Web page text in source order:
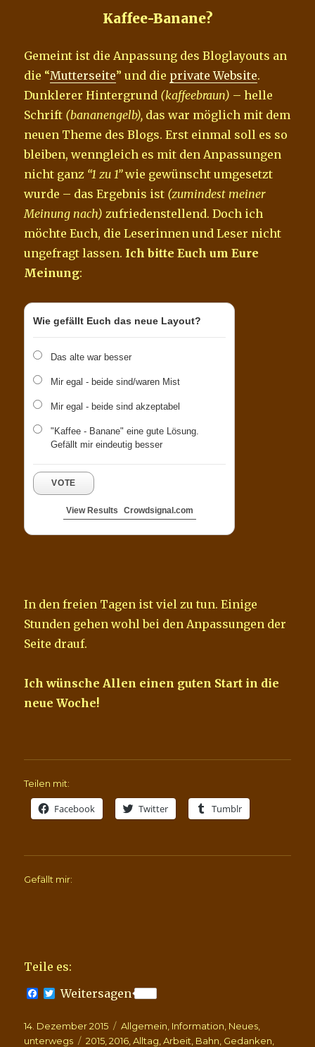
Kaffee-Banane?
Gemeint ist die Anpassung des Bloglayouts an
die “Mutterseite” und die private Website.
Dunklerer Hintergrund (kaffeebraun) – helle
Schrift (bananengelb), das war möglich mit dem
neuen Theme des Blogs. Erst einmal soll es so
bleiben, wenngleich es mit den Anpassungen
nicht ganz “1 zu 1”wie gewünscht umgesetzt
wurde – das Ergebnis ist (zumindest meiner
Meinung nach) zufriedenstellend. Doch ich
möchte Euch, die Leserinnen und Leser nicht
ungefragt lassen. Ich bitte Euch um Eure
Meinung:
Wie gefällt Euch das neue Layout?
Das alte war besser
Mir egal - beide sind/waren Mist
Mir egal - beide sind akzeptabel
"Kaffee - Banane" eine gute Lösung.
Gefällt mir eindeutig besser
VOTE
View Results Crowdsignal.com
In den freien Tagen ist viel zu tun. Einige
Stunden gehen wohl bei den Anpassungen der
Seite drauf.
Ich wünsche Allen einen guten Start in die
neue Woche!
Teilen mit:
Facebook Twitter Tumblr
Gefällt mir:
Teile es:
F
e
b
T
t
t
Weitersagen
Veröffentlicht
am
14. Dezember 2015 Kategorien
Allgemein Information Neues
unterwegs
Schlagwörter
2015 ,2016 ,Alltag ,Arbeit Bahn Gedanken